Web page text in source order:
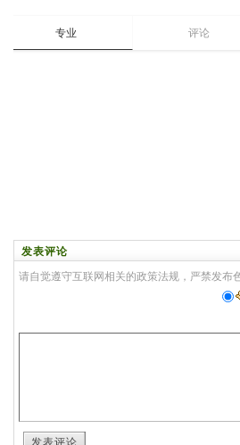
专业 评论
发表评论
请自觉遵守互联网相关的政策法规，严禁发布
发表评论